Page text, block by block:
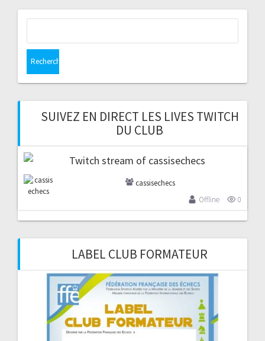
articles
SUIVEZ EN DIRECT LES LIVES TWITCH
DU CLUB
cassisechecs
Offline
0
LABEL CLUB FORMATEUR